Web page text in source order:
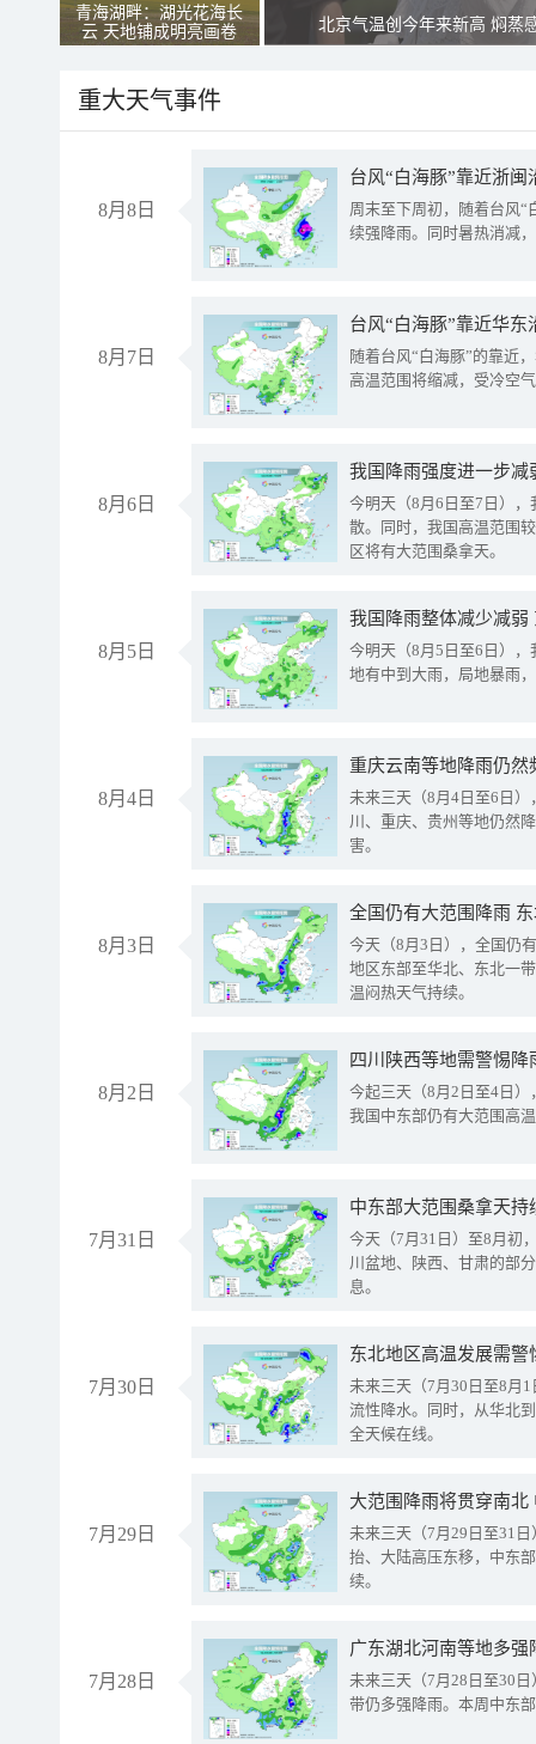
青海湖畔：湖光花海长
云 天地铺成明亮画卷
北京气温创今年来新高 焖蒸
重大天气事件
8月8日
台风“白海豚”靠近浙
周末至下周初，随着台风“
续强降雨。同时暑热消减
8月7日
台风“白海豚”靠近华
随着台风“白海豚”的靠近
高温范围将缩减，受冷空
8月6日
今明天（8月6日至7日）
散。同时，我国高温范围
区将有大范围桑拿天。
8月5日
我国降雨整体减少减弱
今明天（8月5日至6日）
地有中到大雨，局地暴雨
8月4日
重庆云南等地降雨仍然
未来三天（8月4日至6日
川、重庆、贵州等地仍然
害。
8月3日
全国仍有大范围降雨
今天（8月3日），全国仍
地区东部至华北、东北一
温闷热天气持续。
8月2日
今起三天（8月2日至4日
我国中东部仍有大范围高
7月31日
中东部大范围桑拿天
今天（7月31日）至8月初
川盆地、陕西、甘肃的部
息。
7月30日
东北地区高温发展需
未来三天（7月30日至8月
流性降水。同时，从华北
全天候在线。
7月29日
大范围降雨将贯穿南
未来三天（7月29日至31
抬、大陆高压东移，中东
续。
7月28日
广东湖北河南等地多
未来三天（7月28日至30
带仍多强降雨。本周中东